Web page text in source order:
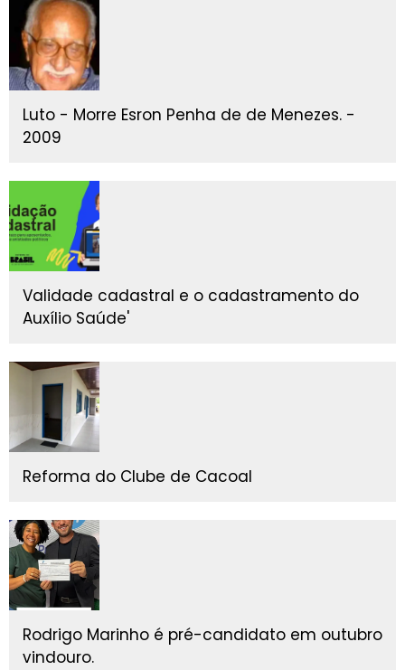
Luto - Morre Esron Penha de de Menezes. -
2009
Validade cadastral e o cadastramento do
Auxílio Saúde'
Reforma do Clube de Cacoal
Rodrigo Marinho é pré-candidato em outubro
vindouro.